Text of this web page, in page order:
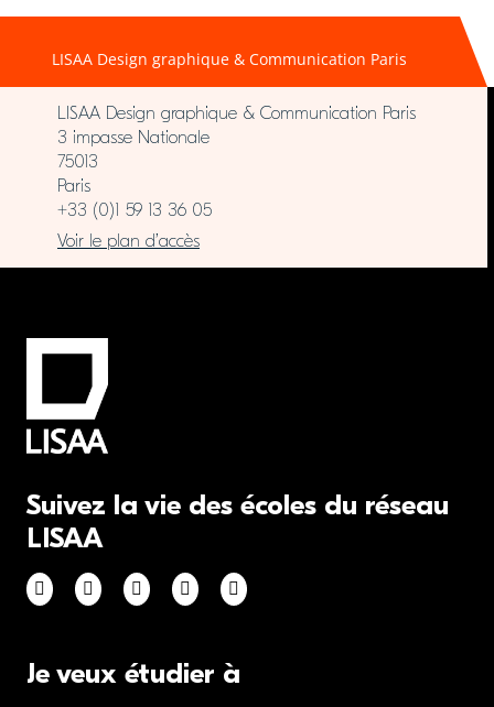
LISAA Design graphique & Communication Paris
LISAA Design graphique & Communication Paris
3 impasse Nationale
75013
Paris
+33 (0)1 59 13 36 05
Voir le plan d’accès
Suivez la vie des écoles du réseau
LISAA
Je veux étudier à